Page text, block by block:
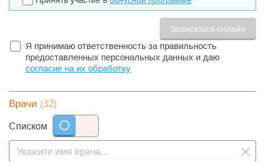
Я принимаю ответственность за правильность
предоставленных персональных данных и даю
согласие на их обработку
Врачи (32)
Списком